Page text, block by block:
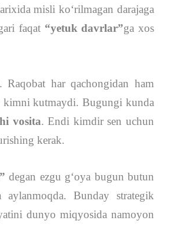
misli ko‘rilmagan darajaga
faqat “yetuk davrlar”ga xos
Raqobat har qachongidan ham
kimni kutmaydi. Bugungi kunda
vosita. Endi kimdir sen uchun
kerak.
degan ezgu gʻoya bugun butun
Bunday strategik
dunyo miqyosida namoyon